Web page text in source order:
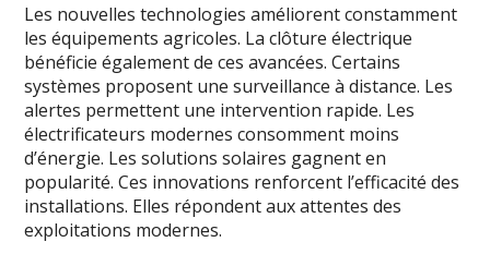
Les nouvelles technologies améliorent constamment
les équipements agricoles. La clôture électrique
bénéficie également de ces avancées. Certains
systèmes proposent une surveillance à distance. Les
alertes permettent une intervention rapide. Les
électrificateurs modernes consomment moins
d’énergie. Les solutions solaires gagnent en
popularité. Ces innovations renforcent l’efficacité des
installations. Elles répondent aux attentes des
exploitations modernes.